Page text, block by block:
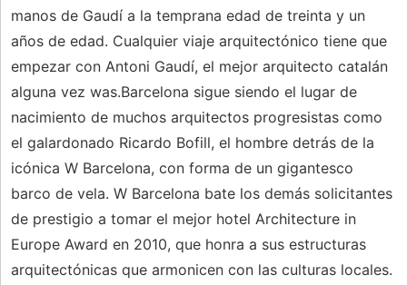
manos de Gaudí a la temprana edad de treinta y un
años de edad. Cualquier viaje arquitectónico tiene que
empezar con Antoni Gaudí, el mejor arquitecto catalán
alguna vez was.Barcelona sigue siendo el lugar de
nacimiento de muchos arquitectos progresistas como
el galardonado Ricardo Bofill, el hombre detrás de la
icónica W Barcelona, ​​con forma de un gigantesco
barco de vela. W Barcelona bate los demás solicitantes
de prestigio a tomar el mejor hotel Architecture in
Europe Award en 2010, que honra a sus estructuras
arquitectónicas que armonicen con las culturas locales.